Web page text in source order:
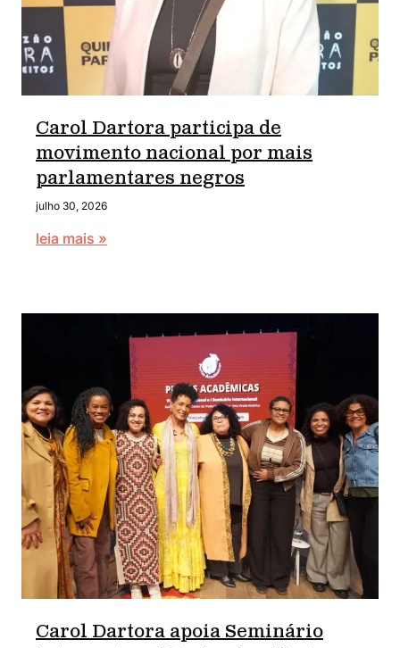
Carol Dartora participa de
movimento nacional por mais
parlamentares negros
julho 30, 2026
leia mais »
Carol Dartora apoia Seminário